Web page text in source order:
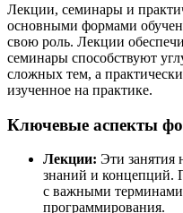
Лекции, семинары и
основными формами
свою роль. Лекции
семинары способствуют
сложных тем, а
изученное на практике.
Ключевые аспекты
Лекции: Эти занятия
знаний и концепций.
с важными
программирования.